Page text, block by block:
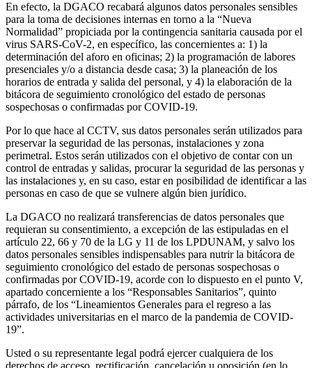
En efecto, la DGACO recabará algunos datos personales sensibles
para la toma de decisiones internas en torno a la “Nueva
Normalidad” propiciada por la contingencia sanitaria causada por el
virus SARS-CoV-2, en específico, las concernientes a: 1) la
determinación del aforo en oficinas; 2) la programación de labores
presenciales y/o a distancia desde casa; 3) la planeación de los
horarios de entrada y salida del personal, y 4) la elaboración de la
bitácora de seguimiento cronológico del estado de personas
sospechosas o confirmadas por COVID-19.
Por lo que hace al CCTV, sus datos personales serán utilizados para
preservar la seguridad de las personas, instalaciones y zona
perimetral. Estos serán utilizados con el objetivo de contar con un
control de entradas y salidas, procurar la seguridad de las personas y
las instalaciones y, en su caso, estar en posibilidad de identificar a las
personas en caso de que se vulnere algún bien jurídico.
La DGACO no realizará transferencias de datos personales que
requieran su consentimiento, a excepción de las estipuladas en el
artículo 22, 66 y 70 de la LG y 11 de los LPDUNAM, y salvo los
datos personales sensibles indispensables para nutrir la bitácora de
seguimiento cronológico del estado de personas sospechosas o
confirmadas por COVID-19, acorde con lo dispuesto en el punto V,
apartado concerniente a los “Responsables Sanitarios”, quinto
párrafo, de los “Lineamientos Generales para el regreso a las
actividades universitarias en el marco de la pandemia de COVID-
19”.
Usted o su representante legal podrá ejercer cualquiera de los